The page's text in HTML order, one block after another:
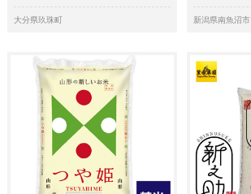
大分県玖珠町 新潟県南魚沼市